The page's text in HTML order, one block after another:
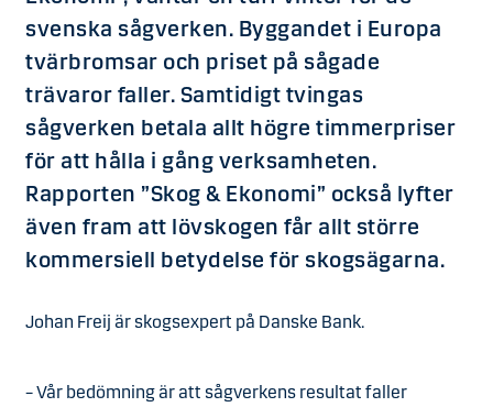
svenska sågverken. Byggandet i Europa
tvärbromsar och priset på sågade
trävaror faller. Samtidigt tvingas
sågverken betala allt högre timmerpriser
för att hålla i gång verksamheten.
Rapporten ”Skog & Ekonomi” också lyfter
även fram att lövskogen får allt större
kommersiell betydelse för skogsägarna.
Johan Freij är skogsexpert på Danske Bank.
– Vår bedömning är att sågverkens resultat faller